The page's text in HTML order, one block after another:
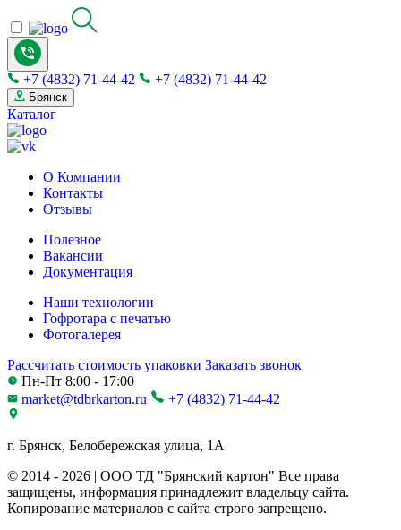
+7 (4832) 71-44-42 +7 (4832) 71-44-42
Брянск
Каталог
О Компании
Контакты
Отзывы
Полезное
Вакансии
Документация
Наши технологии
Гофротара с печатью
Фотогалерея
Рассчитать стоимость упаковки Заказать звонок
Пн-Пт 8:00 - 17:00
market@tdbrkarton.ru
+7 (4832) 71-44-42
г. Брянск, Белобережская улица, 1А
© 2014 - 2026 | ООО ТД "Брянский картон" Все права
защищены, информация принадлежит владельцу сайта.
Копирование материалов с сайта строго запрещено.